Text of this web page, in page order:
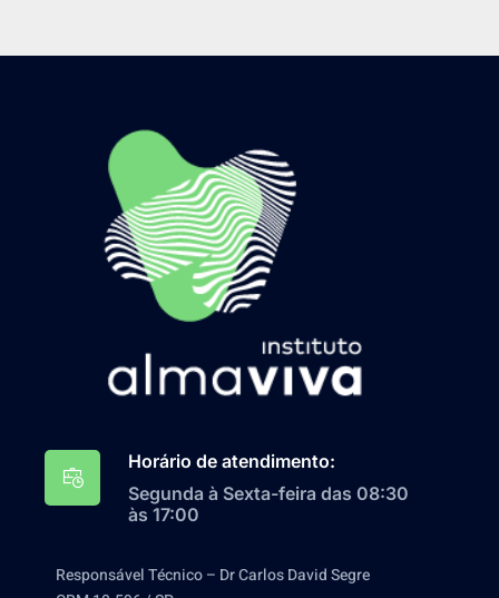
Horário de atendimento:
Segunda à Sexta-feira das 08:30
às 17:00
Responsável Técnico – Dr Carlos David Segre